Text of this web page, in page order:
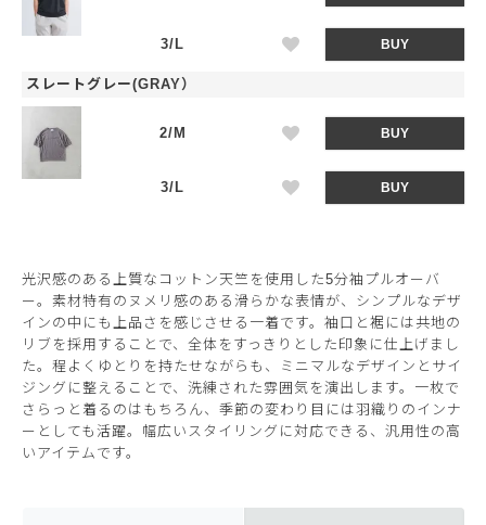
3/L BUY
スレートグレー(GRAY）
2/M BUY
3/L BUY
光沢感のある上質なコットン天竺を使用した5分袖プルオーバ
ー。素材特有のヌメリ感のある滑らかな表情が、シンプルなデザ
インの中にも上品さを感じさせる一着です。袖口と裾には共地の
リブを採用することで、全体をすっきりとした印象に仕上げまし
た。程よくゆとりを持たせながらも、ミニマルなデザインとサイ
ジングに整えることで、洗練された雰囲気を演出します。一枚で
さらっと着るのはもちろん、季節の変わり目には羽織りのインナ
ーとしても活躍。幅広いスタイリングに対応できる、汎用性の高
いアイテムです。